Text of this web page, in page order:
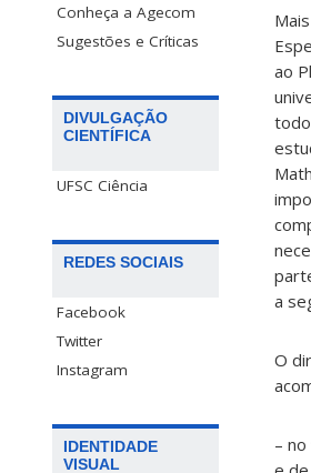
Conheça a Agecom
Sugestões e Críticas
DIVULGAÇÃO
CIENTÍFICA
UFSC Ciência
REDES SOCIAIS
Facebook
Twitter
Instagram
IDENTIDADE
VISUAL
ao
a
O
– no